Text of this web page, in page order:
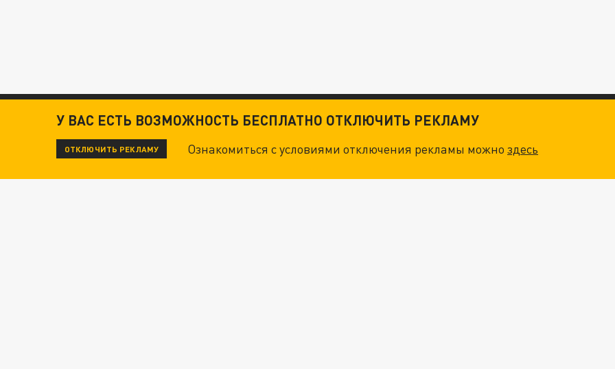
У ВАС ЕСТЬ ВОЗМОЖНОСТЬ БЕСПЛАТНО ОТКЛЮЧИТЬ РЕКЛАМУ
ОТКЛЮЧИТЬ РЕКЛАМУ Ознакомиться с условиями отключения рекламы можноздесь